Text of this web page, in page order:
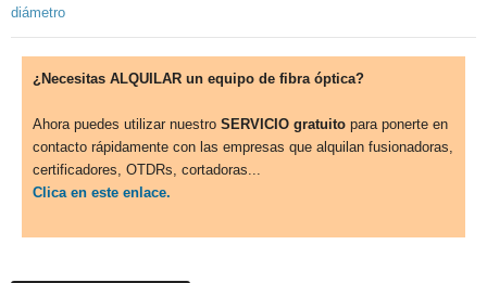
¿Necesitas ALQUILAR un equipo de fibra óptica?
Ahora puedes utilizar nuestro SERVICIO gratuito para ponerte en
contacto rápidamente con las empresas que alquilan fusionadoras,
certificadores, OTDRs, cortadoras...
Clica en este enlace.